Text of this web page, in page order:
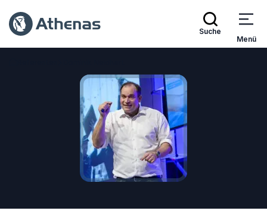
Suche
Menü